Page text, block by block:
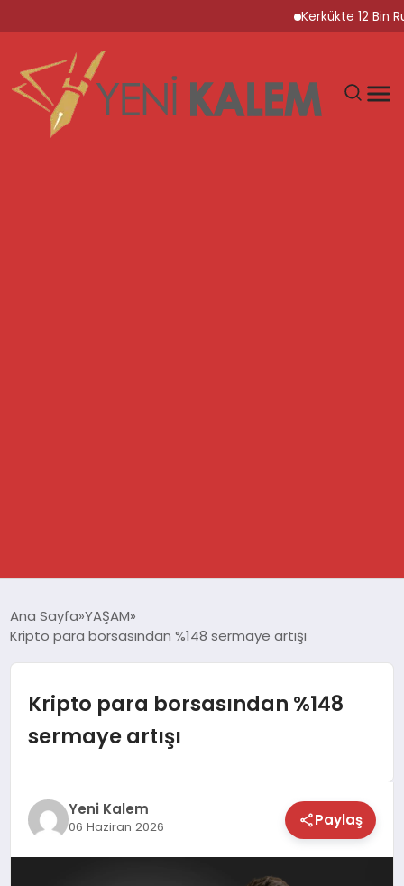
Kerkükte 12 Bin
SPOR
DÜNYA
EKONOMİ
TEKNOLOJİ
Ana Sayfa YAŞAM
Kripto para borsasından %148 sermaye artışı
Kripto para borsasından %148
sermaye artışı
Yeni Kalem
06 Haziran 2026 Paylaş